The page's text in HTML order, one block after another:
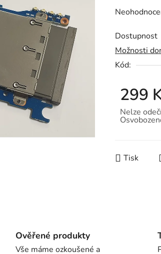
Průměrné
produktu
je
0,0
hvězdiček.
Dostupnost
Možnosti
Kód:
299
Nelze
Tisk
Ověřené produkty
Vše máme ozkoušené a